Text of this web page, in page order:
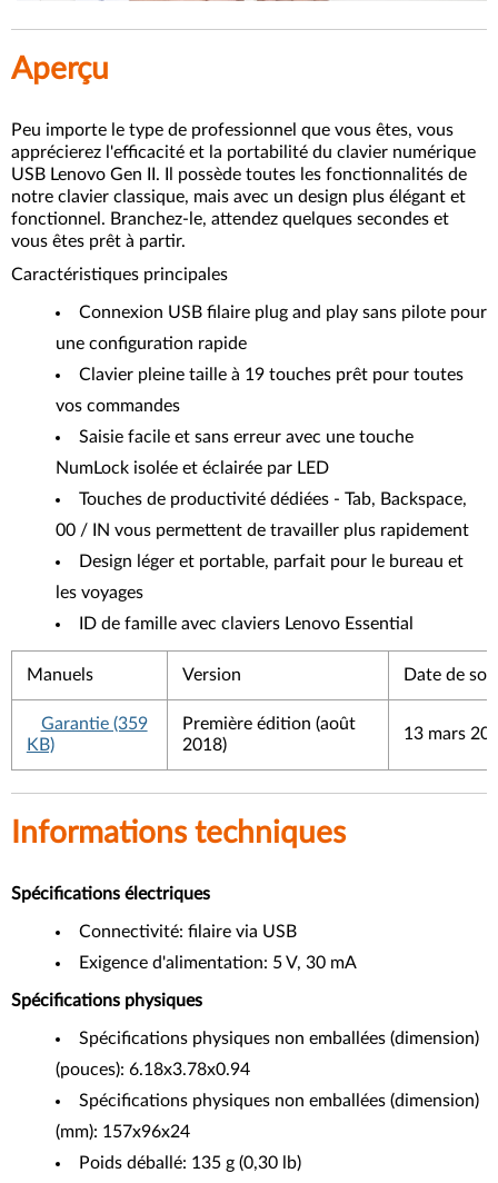
Aperçu
Peu importe le type de professionnel que vous êtes, vous
apprécierez l'efficacité et la portabilité du clavier numérique
USB Lenovo Gen II. Il possède toutes les fonctionnalités de
notre clavier classique, mais avec un design plus élégant et
fonctionnel. Branchez-le, attendez quelques secondes et
vous êtes prêt à partir.
Caractéristiques principales
Connexion USB filaire plug and play sans pilote pour
une configuration rapide
Clavier pleine taille à 19 touches prêt pour toutes
vos commandes
Saisie facile et sans erreur avec une touche
NumLock isolée et éclairée par LED
Touches de productivité dédiées - Tab, Backspace,
00 / IN vous permettent de travailler plus rapidement
Design léger et portable, parfait pour le bureau et
les voyages
ID de famille avec claviers Lenovo Essential
Manuels Version Date de
Garantie (359
KB)
Première édition (août
2018)
13 mars
Informations techniques
Spécifications électriques
Connectivité: filaire via USB
Exigence d'alimentation: 5 V, 30 mA
Spécifications physiques
Spécifications physiques non emballées (dimension)
(pouces): 6.18x3.78x0.94
Spécifications physiques non emballées (dimension)
(mm): 157x96x24
Poids déballé: 135 g (0,30 lb)